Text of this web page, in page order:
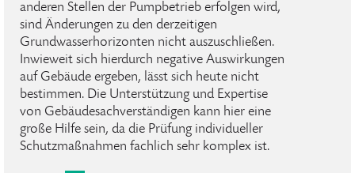
anderen Stellen der Pumpbetrieb erfolgen wird,
sind Änderungen zu den derzeitigen
Grundwasserhorizonten nicht auszuschließen.
Inwieweit sich hierdurch negative Auswirkungen
auf Gebäude ergeben, lässt sich heute nicht
bestimmen. Die Unterstützung und Expertise
von Gebäudesachverständigen kann hier eine
große Hilfe sein, da die Prüfung individueller
Schutzmaßnahmen fachlich sehr komplex ist.